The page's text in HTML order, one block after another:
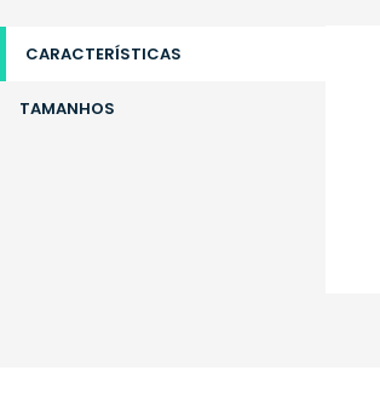
CARACTERÍSTICAS
TAMANHOS